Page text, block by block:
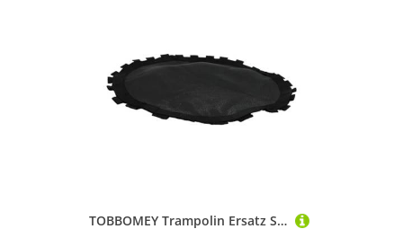
TOBBOMEY Trampolin Ersatz Sprungtuch Ø UV beständig Strapazierfähige Sprungmatte mit Verstärkter Naht für Sicheres Springen im Garten